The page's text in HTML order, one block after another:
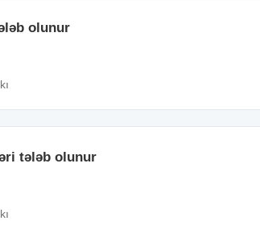
olunur
tələb olunur